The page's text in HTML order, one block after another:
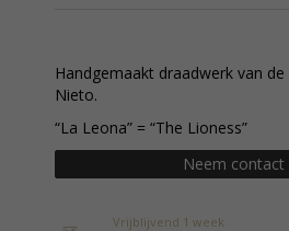
Handgemaakt draadwerk van
Nieto.
“La Leona” = “The Lioness”
Neem contact
Vrijblijvend 1 week